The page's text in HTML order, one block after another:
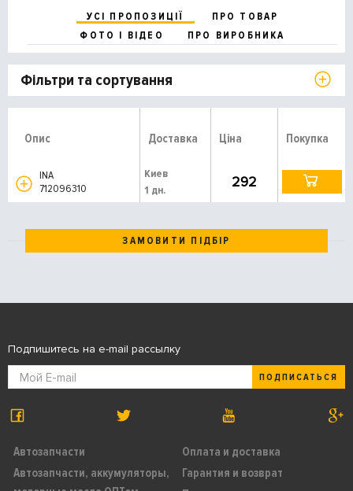
УСІ ПРОПОЗИЦІЇ
ПРО ТОВАР
ФОТО І ВІДЕО
ПРО ВИРОБНИКА
Фільтри та сортування
Опис Доставка Ціна Покупка
INA
712096310
Киев
1 дн.
292
ЗАМОВИТИ ПІДБІР
Автозапчасти
Автозапчасти, аккумуляторы,
Оплата и доставка
Гарантия и возврат
Подпишитесь на e-mail рассылку
ПОДПИСАТЬСЯ